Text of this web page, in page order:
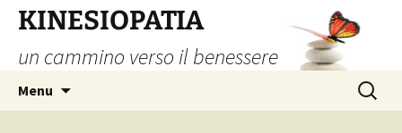
contenuto
KINESIOPATIA
un cammino verso il benessere
Menu
Ricerca
per: